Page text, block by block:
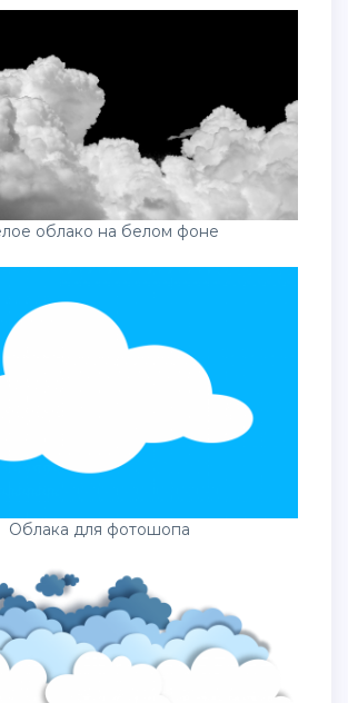
облако на белом фоне
Облака для фотошопа